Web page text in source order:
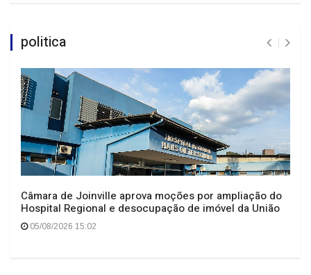
politica
Câmara de Joinville aprova moções por ampliação do
Hospital Regional e desocupação de imóvel da União
05/08/2026 15:02